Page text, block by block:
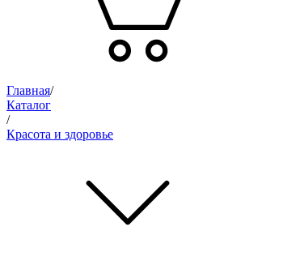
Главная/
Каталог
/
Красота и здоровье